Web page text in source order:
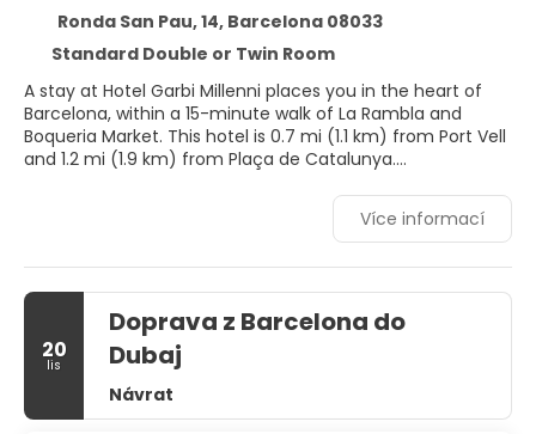
Ronda San Pau, 14, Barcelona 08033
Standard Double or Twin Room
A stay at Hotel Garbi Millenni places you in the heart of
Barcelona, within a 15-minute walk of La Rambla and
Boqueria Market. This hotel is 0.7 mi (1.1 km) from Port Vell
and 1.2 mi (1.9 km) from Plaça de Catalunya.
Dip into one of the 2 hot tubs or enjoy other recreational
amenities including a sauna and a fitness center.
Additional features at this hotel include complimentary
wireless internet access, concierge services, and a
television in a common area.
Stay in one of 46 guestrooms featuring LCD televisions.
Complimentary wireless internet access keeps you
connected, and satellite programming is available for
your entertainment. Private bathrooms with bathtubs or
Více informací
20
lis
Doprava z Barcelona do
Dubaj
Návrat